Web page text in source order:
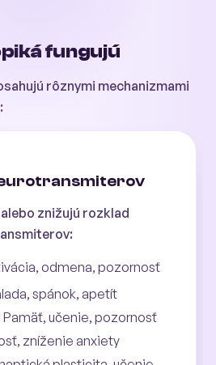
fungujú
rôznymi mechanizmami
znižujú rozklad
odmena, pozornosť
spánok, apetít
Pamäť, učenie, pozornosť
zníženie anxiety